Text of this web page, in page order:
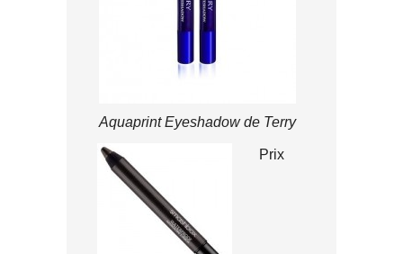
Aquaprint Eyeshadow de Terry
Prix